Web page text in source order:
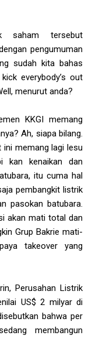
saham tersebut
pengumuman
sudah kita bahas
everybody’s out
menurut anda?
KKGI memang
Ah, siapa bilang.
ini memang lagi lesu
kan kenaikan dan
itu cuma hal
pembangkit listrik
pasokan batubara.
akan mati total dan
Grup Bakrie mati-
takeover yang
Perusahan Listrik
US$ 2 milyar di
bahwa per
membangun